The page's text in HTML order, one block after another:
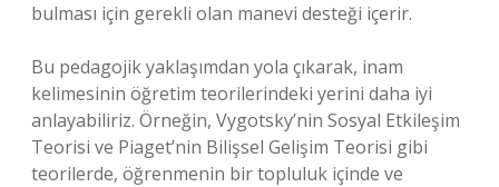
bulması için gerekli olan manevi desteği içerir.
Bu pedagojik yaklaşımdan yola çıkarak, inam
kelimesinin öğretim teorilerindeki yerini daha iyi
anlayabiliriz. Örneğin, Vygotsky’nin Sosyal Etkileşim
Teorisi ve Piaget’nin Bilişsel Gelişim Teorisi gibi
teorilerde, öğrenmenin bir topluluk içinde ve